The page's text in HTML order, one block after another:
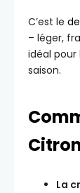
C’est le
– léger,
idéal pour
saison.
La